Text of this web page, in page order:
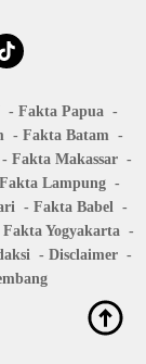
Fakta Papua
Fakta Batam
Fakta Makassar
Fakta Lampung
Fakta Babel
Fakta Yogyakarta
Disclaimer